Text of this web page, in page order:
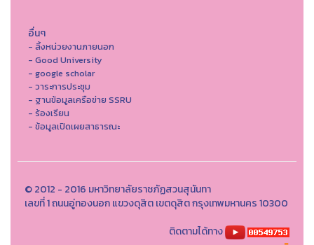
อื่นๆ
- ลิ้งหน่วยงานภายนอก
- Good University
- google scholar
- วาระการประชุม
- ฐานข้อมูลเครือข่าย SSRU
- ร้องเรียน
- ข้อมูลเปิดเผยสาธารณะ
© 2012 - 2016 มหาวิทยาลัยราชภัฏสวนสุนันทา
เลขที่ 1 ถนนอู่ทองนอก แขวงดุสิต เขตดุสิต กรุงเทพมหานคร 10300
ติดตามได้ทาง